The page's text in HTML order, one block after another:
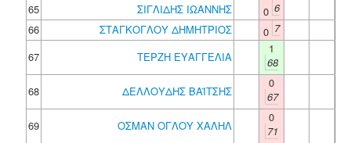
65
ΣΙΓΛΙΔΗΣ ΙΩΑΝΝΗΣ 0 6
66
ΣΤΑΓΚΟΓΛΟΥ ΔΗΜΗΤΡΙΟΣ 0 7
67
ΤΕΡΖΗ ΕΥΑΓΓΕΛΙΑ
1
68
68
ΔΕΛΛΟΥΔΗΣ ΒΑΪΤΣΗΣ
0
67
69
ΟΣΜΑΝ ΟΓΛΟΥ ΧΑΛΗΛ
0
71